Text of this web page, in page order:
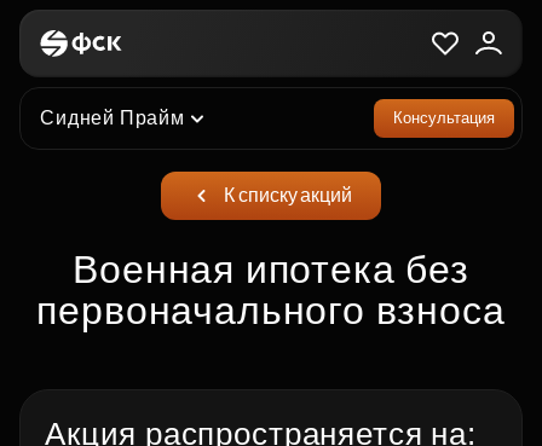
Сидней Прайм Консультация
К списку акций
Военная ипотека без
первоначального взноса
Акция распространяется на: